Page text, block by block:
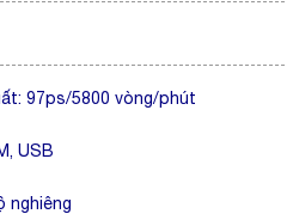
97ps/5800 vòng/phút
USB
nghiêng